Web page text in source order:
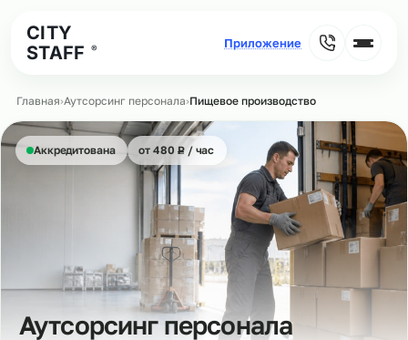
CITY
STAFF
®
Главная›Аутсорсинг персонала›Пищевое производство
Аккредитована от 480 ₽
Р/ час
Аутсорсинг персонала